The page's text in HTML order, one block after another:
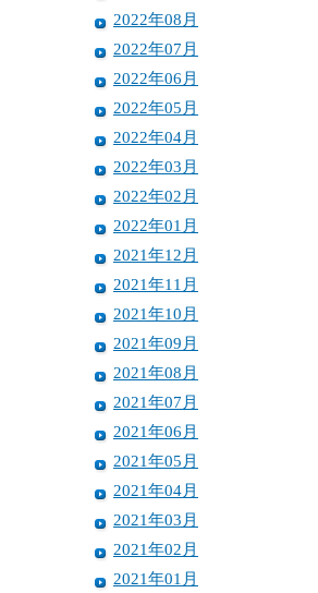
2022年08月
2022年07月
2022年06月
2022年05月
2022年04月
2022年03月
2022年02月
2022年01月
2021年12月
2021年11月
2021年10月
2021年09月
2021年08月
2021年07月
2021年06月
2021年05月
2021年04月
2021年03月
2021年02月
2021年01月